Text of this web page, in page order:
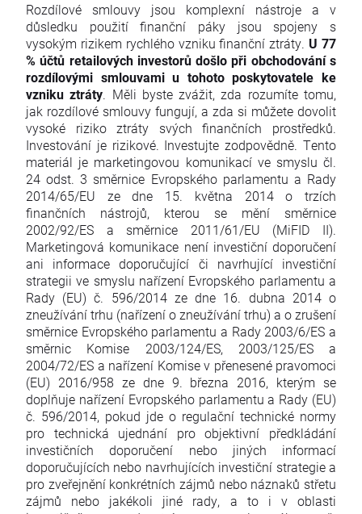
Rozdílové smlouvy jsou komplexní nástroje a v
důsledku použití finanční páky jsou spojeny s
vysokým rizikem rychlého vzniku finanční ztráty. U 77
% účtů retailových investorů došlo při obchodování s
rozdílovými smlouvami u tohoto poskytovatele ke
vzniku ztráty. Měli byste zvážit, zda rozumíte tomu,
jak rozdílové smlouvy fungují, a zda si můžete dovolit
vysoké riziko ztráty svých finančních prostředků.
Investování je rizikové. Investujte zodpovědně. Tento
materiál je marketingovou komunikací ve smyslu čl.
24 odst. 3 směrnice Evropského parlamentu a Rady
2014/65/EU ze dne 15. května 2014 o trzích
finančních nástrojů, kterou se mění směrnice
2002/92/ES a směrnice 2011/61/EU (MiFID II).
Marketingová komunikace není investiční doporučení
ani informace doporučující či navrhující investiční
strategii ve smyslu nařízení Evropského parlamentu a
Rady (EU) č. 596/2014 ze dne 16. dubna 2014 o
zneužívání trhu (nařízení o zneužívání trhu) a o zrušení
směrnice Evropského parlamentu a Rady 2003/6/ES a
směrnic Komise 2003/124/ES, 2003/125/ES a
2004/72/ES a nařízení Komise v přenesené pravomoci
(EU) 2016/958 ze dne 9. března 2016, kterým se
doplňuje nařízení Evropského parlamentu a Rady (EU)
č. 596/2014, pokud jde o regulační technické normy
pro technická ujednání pro objektivní předkládání
investičních doporučení nebo jiných informací
doporučujících nebo navrhujících investiční strategie a
pro zveřejnění konkrétních zájmů nebo náznaků střetu
zájmů nebo jakékoli jiné rady, a to i v oblasti